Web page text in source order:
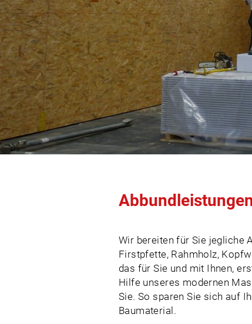
Wir bereiten für Sie jegliche
Firstpfette, Rahmholz,
das für Sie und mit Ihnen,
Hilfe unseres modernen
Sie. So sparen Sie sich auf
Baumaterial.